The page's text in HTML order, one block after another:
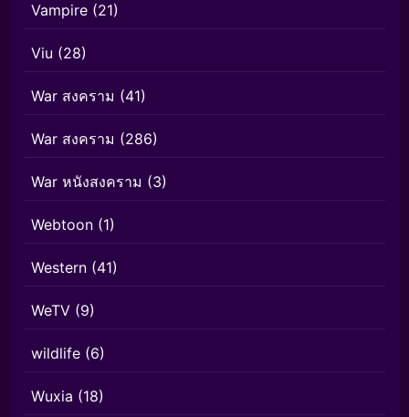
Vampire (21)
Viu (28)
War สงคราม (41)
War สงคราม (286)
War หนังสงคราม (3)
Webtoon (1)
Western (41)
WeTV (9)
wildlife (6)
Wuxia (18)